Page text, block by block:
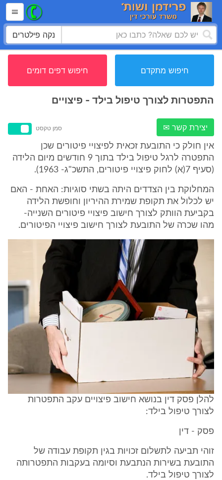
נקה פילטרים
חיפוש מתקדם חיפוש דפים דומים
התפטרות לצורך טיפול בילד - פיצויים
יצירת קשר ✉ סמן טקסט
אין חולק כי התובעת זכאית לפיצויי פיטורים שכן
התפטרה לרגל טיפול בילד בתוך 9 חודשים מיום הלידה
(סעיף 7(א) לחוק פיצויי פיטורים, התשכ"ג- 1963).
המחלוקת בין הצדדים היתה בשתי סוגיות: האחת - האם
יש לכלול את תקופת שמירת ההיריון וחופשת הלידה
בקביעת הוותק לצורך חישוב פיצויי פיטורים השנייה-
מהו שכרה של התובעת לצורך חישוב פיצויי הפיטורים.
להלן פסק דין בנושא חישוב פיצויים עקב התפטרות
לצורך טיפול בילד:
פסק - דין
זוהי תביעה לתשלום זכויות בגין תקופת עבודה של
התובעת בשירות הנתבעת וסיומה בעקבות התפטרותה
לצורך טיפול בילד.